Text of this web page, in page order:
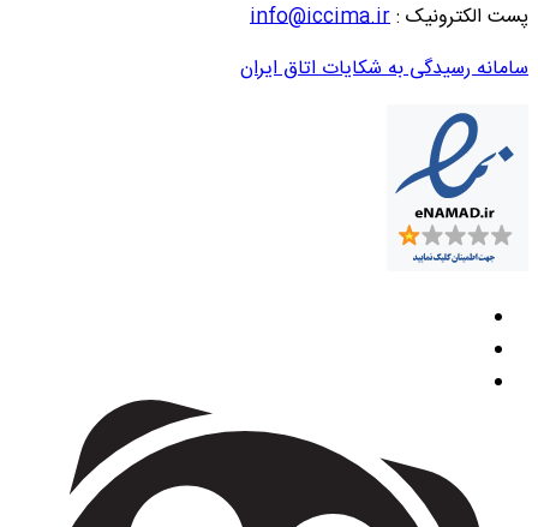
پست الکترونیک :info@iccima.ir
سامانه رسیدگی به شکایات اتاق ایران